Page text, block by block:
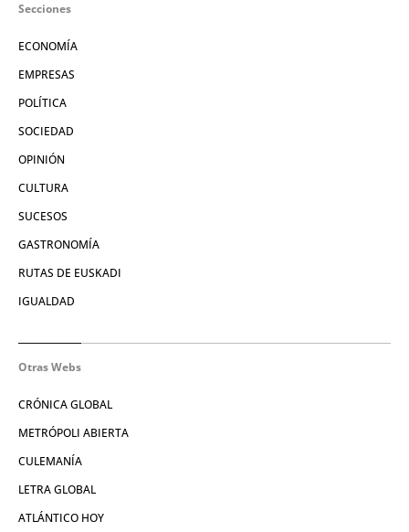
Secciones
ECONOMÍA
EMPRESAS
POLÍTICA
SOCIEDAD
OPINIÓN
CULTURA
SUCESOS
GASTRONOMÍA
RUTAS DE EUSKADI
IGUALDAD
Otras Webs
CRÓNICA GLOBAL
METRÓPOLI ABIERTA
CULEMANÍA
LETRA GLOBAL
ATLÁNTICO HOY